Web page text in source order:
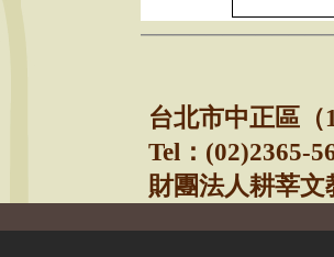
台北市中正區（
Tel：(02)2365-
財團法人耕莘